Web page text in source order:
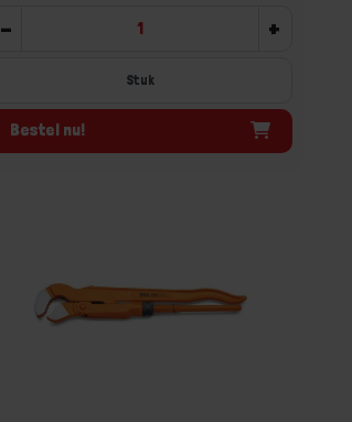
- +
Stuk
Bestel nu!